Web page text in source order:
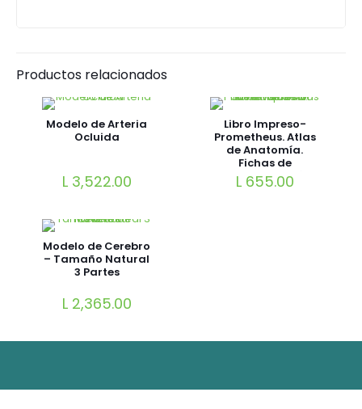
Productos relacionados
Modelo de Arteria
Ocluida
L3,522.00
Libro Impreso-
Prometheus. Atlas
de Anatomía.
Fichas de
autoevaluación
L 655.00
Modelo de Cerebro
– Tamaño Natural
3 Partes
L2,365.00